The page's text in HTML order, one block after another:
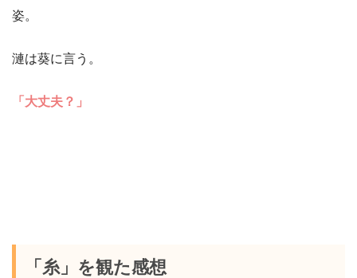
姿。
漣は葵に言う。
「大丈夫？」
「糸」を観た感想